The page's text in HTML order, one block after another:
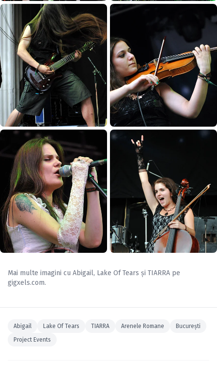
Mai multe imagini cu Abigail, Lake Of Tears și TIARRA pe
gigxels.com.
Abigail Lake Of Tears TIARRA Arenele Romane
Bucureşti
Project Events